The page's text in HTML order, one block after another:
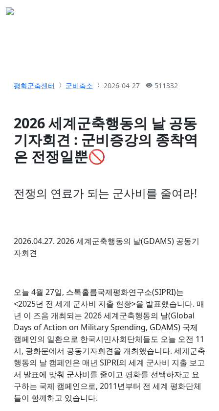
평화군축센터 군비축소 2026-04-27 511332
2026 세계군축행동의 날 공동
기자회견 : 군비증강의 종착역
은 전쟁일뿐🚫
전쟁의 연료가 되는 군사비를 줄여라!
2026.04.27. 2026 세계군축행동의 날(GDAMS) 공동기
자회견
오늘 4월 27일, 스톡홀름국제평화연구소(SIPRI)는
<2025년 전 세계 군사비 지출 현황>을 발표했습니다. 매
년 이 즈음 개최되는 2026 세계군축행동의 날(Global
Days of Action on Military Spending, GDAMS) 국제
캠페인의 일환으로 한국시민사회단체들도 오늘 오전 11
시, 광화문에서 공동기자회견을 개최했습니다. 세계군축
행동의 날 캠페인은 매년 SIPRI의 세계 군사비 지출 보고
서 발표에 맞춰 군사비를 줄이고 평화를 선택하자고 요
구하는 국제 캠페인으로, 2011년부터 전 세계 평화단체
들이 함께하고 있습니다.